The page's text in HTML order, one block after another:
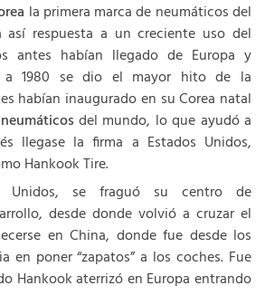
la primera marca de neumáticos del
así respuesta a un creciente uso del
antes habían llegado de Europa y
a 1980 se dio el mayor hito de la
habían inaugurado en su Corea natal
del mundo, lo que ayudó a
llegase la firma a Estados Unidos,
Hankook Tire.
Unidos, se fraguó su centro de
desde donde volvió a cruzar el
en China, donde fue desde los
en poner “zapatos” a los coches. Fue
Hankook aterrizó en Europa entrando